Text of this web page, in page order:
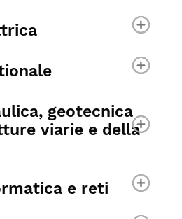
geotecnica
viarie e della
e reti